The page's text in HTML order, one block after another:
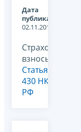
Дата
публикации:
02.11.2017
Страховые
взносы,
Статья
430 НК
РФ